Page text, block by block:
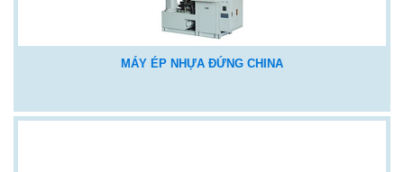
MÁY ÉP NHỰA ĐỨNG CHINA